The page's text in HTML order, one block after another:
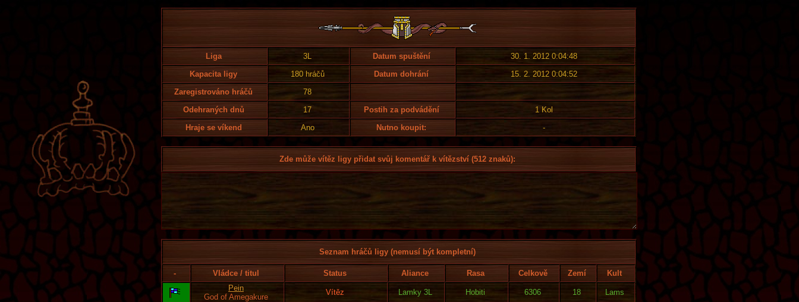
Liga 3L Datum spuštění
30. 1. 2012 0:04:48
Kapacita ligy
180 hráčů Datum dohrání
15. 2. 2012 0:04:52
Zaregistrováno hráčů
78
Odehraných dnů
17 Postih za podvádění
1 Kol
Hraje se víkend
Ano Nutno koupit: -
Zde může vítěz ligy přidat svůj komentář k vítězství (512 znaků):
Seznam hráčů ligy (nemusí být kompletní)
- Vládce / titul Status Aliance Rasa Celkově Zemí
Kult
Pein
God of Amegakure
Vítěz Lamky 3L Hobiti 6306 18
Lams